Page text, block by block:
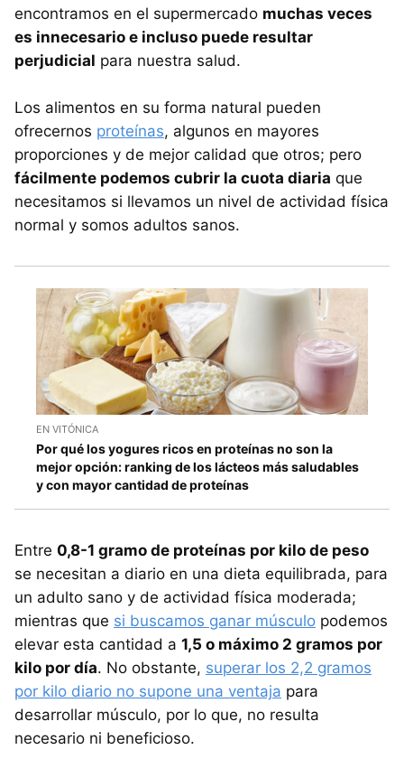
encontramos en el supermercado muchas veces
es innecesario e incluso puede resultar
perjudicial para nuestra salud.
Los alimentos en su forma natural pueden
ofrecernos proteínas, algunos en mayores
proporciones y de mejor calidad que otros; pero
fácilmente podemos cubrir la cuota diaria que
necesitamos si llevamos un nivel de actividad física
normal y somos adultos sanos.
EN VITÓNICA
Por qué los yogures ricos en proteínas no son la
mejor opción: ranking de los lácteos más saludables
y con mayor cantidad de proteínas
Entre 0,8-1 gramo de proteínas por kilo de peso
se necesitan a diario en una dieta equilibrada, para
un adulto sano y de actividad física moderada;
mientras que si buscamos ganar músculo podemos
elevar esta cantidad a 1,5 o máximo 2 gramos por
kilo por día. No obstante, superar los 2,2 gramos
por kilo diario no supone una ventaja para
desarrollar músculo, por lo que, no resulta
necesario ni beneficioso.